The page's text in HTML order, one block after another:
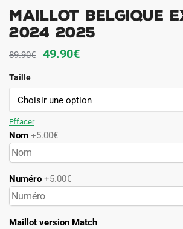
Maillot Belgique
2024 2025
89.90€
Le
initial
était :
49.90€Le
actuel
est :
Taille
Effacer
Nom +5.00€
Numéro +5.00€
Maillot version Match